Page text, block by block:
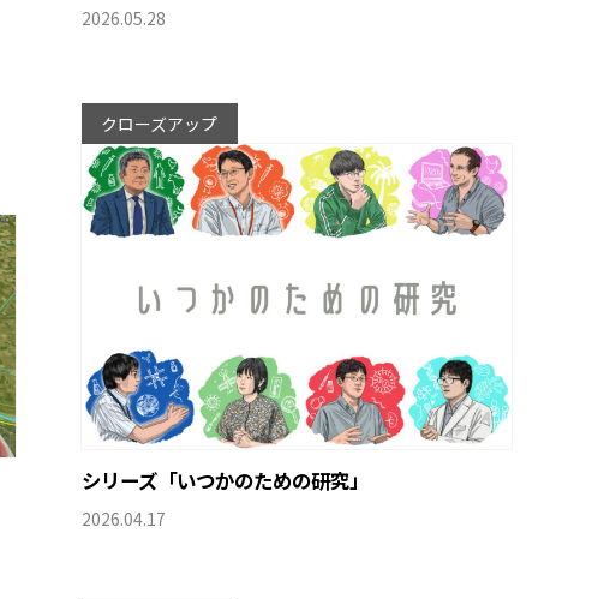
2026.05.28
クローズアップ
シリーズ「いつかのための研究」
2026.04.17